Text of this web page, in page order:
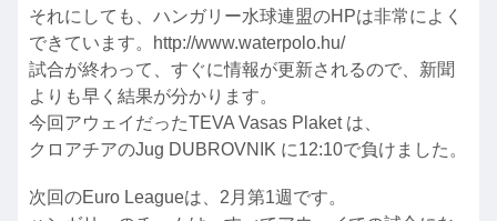
それにしても、ハンガリー水球連盟のHPは非常によく
できています。http://www.waterpolo.hu/
試合が終わって、すぐに情報が更新されるので、新聞
よりも早く結果が分かります。
今回アウェイだったTEVA Vasas Plaket は、
クロアチアのJug DUBROVNIK に12:10で負けました。
次回のEuro Leagueは、2月第1週です。